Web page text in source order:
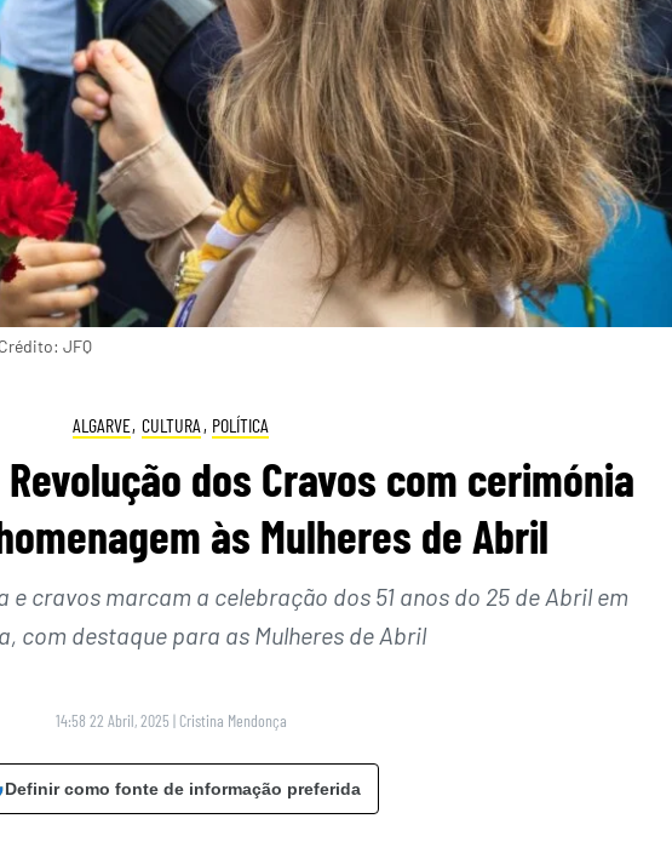
JFQ
ALGARVE, CULTURA , POLÍTICA
dos Cravos com cerimónia
às Mulheres de Abril
cravos marcam a celebração dos 51 anos do 25 de Abril em
com destaque para as Mulheres de Abril
14:58 22 Abril, 2025 | Cristina Mendonça
Definir como fonte de informação preferida